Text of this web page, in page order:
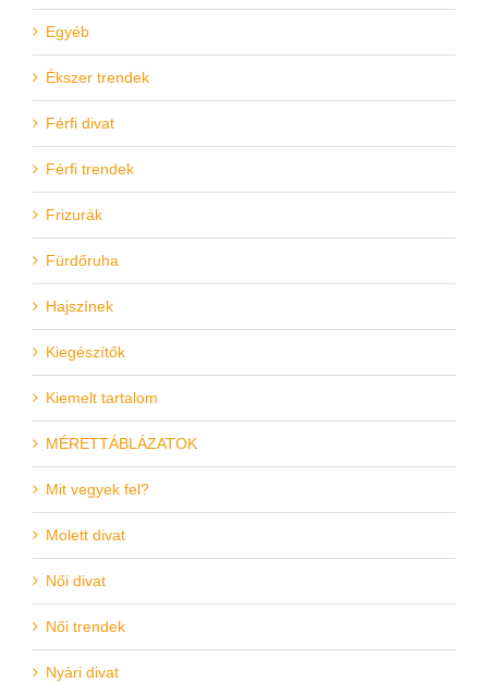
Egyéb
Ékszer trendek
Férfi divat
Férfi trendek
Frizurák
Fürdőruha
Hajszínek
Kiegészítők
Kiemelt tartalom
MÉRETTÁBLÁZATOK
Mit vegyek fel?
Molett divat
Női divat
Női trendek
Nyári divat